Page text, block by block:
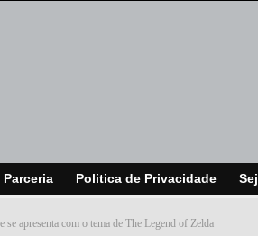
Parceria Politica de Privacidade
se apresenta com o tema de The Legend of Zelda